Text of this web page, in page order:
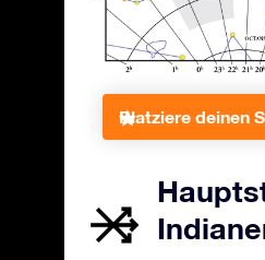
Platziere deinen